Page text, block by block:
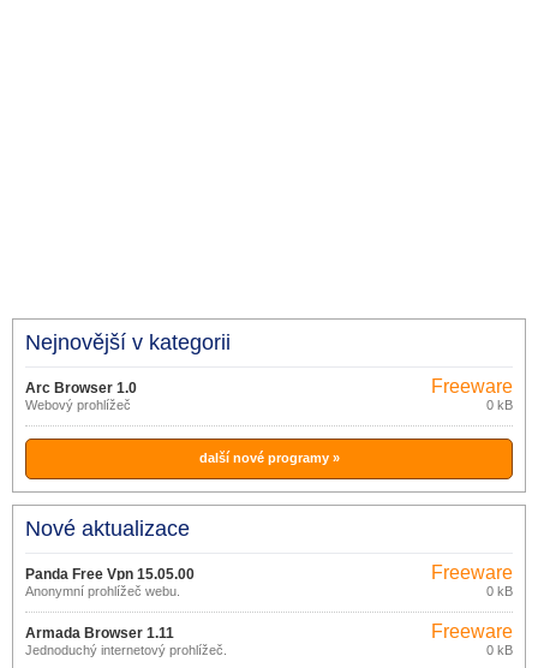
Nejnovější v kategorii
Arc Browser 1.0
Webový prohlížeč
Freeware
0 kB
další nové programy »
Nové aktualizace
Panda Free Vpn 15.05.00
Anonymní prohlížeč webu.
Freeware
0 kB
Armada Browser 1.11
Jednoduchý internetový prohlížeč.
Freeware
0 kB